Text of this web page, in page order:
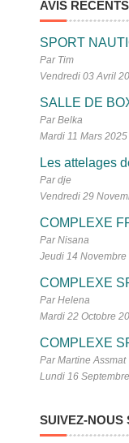
AVIS RÉCENTS
SPORT
Par Tim
Vendredi 03 Avril
SALLE DE
Par Belka
Mardi 11 Mars 2025
Les attelages
Par dje
Vendredi 29
COMPLEXE
Par Nisana
Jeudi 14 Novembre
COMPLEXE
Par Helena
Mardi 22 Octobre
COMPLEXE
Par Martine Assmat
Lundi 16
SUIVEZ-NOUS